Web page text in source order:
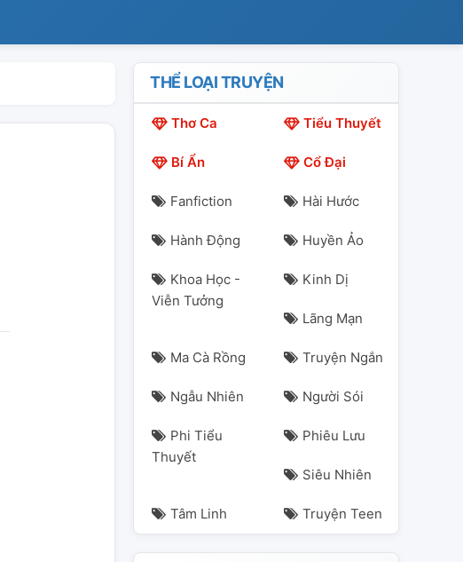
THỂ LOẠI TRUYỆN
Thơ Ca Tiểu Thuyết
Bí Ẩn Cổ Đại
Fanfiction Hài Hước
Hành Động Huyền Ảo
Khoa Học -
Viễn Tưởng
Kinh Dị
Lãng Mạn
Ma Cà Rồng Truyện Ngắn
Ngẫu Nhiên Người Sói
Phi Tiểu
Thuyết
Phiêu Lưu
Siêu Nhiên
Tâm Linh Truyện Teen